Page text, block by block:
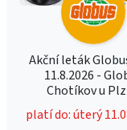
Akční leták
11.8.2026 -
Chotíkov u
platí do: úterý